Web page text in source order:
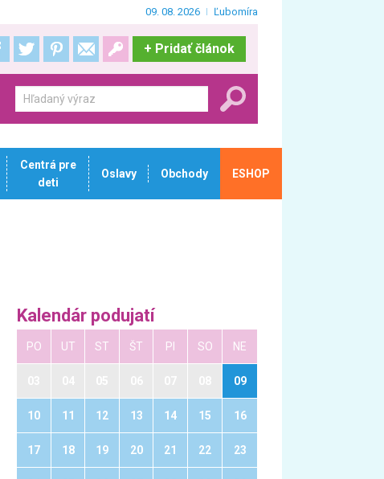
09. 08. 2026 Ľubomíra
+ Pridať článok
Centrá pre
deti
Oslavy Obchody ESHOP
Kalendár podujatí
PO UT ST ŠT PI SO NE
09
10 11 12 13 14 15 16
17 18 19 20 21 22 23